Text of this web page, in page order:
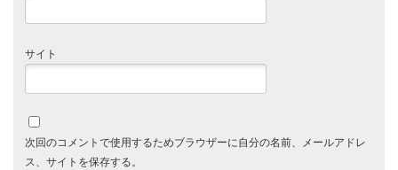
サイト
次回のコメントで使用するためブラウザーに自分の名前、メールアドレ
ス、サイトを保存する。